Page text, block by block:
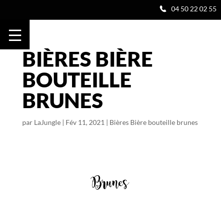
04 50 22 02 55
BIÈRES BIÈRE
BOUTEILLE
BRUNES
par LaJungle| Fév 11, 2021 | Bières Bière bouteille brunes
Brunes